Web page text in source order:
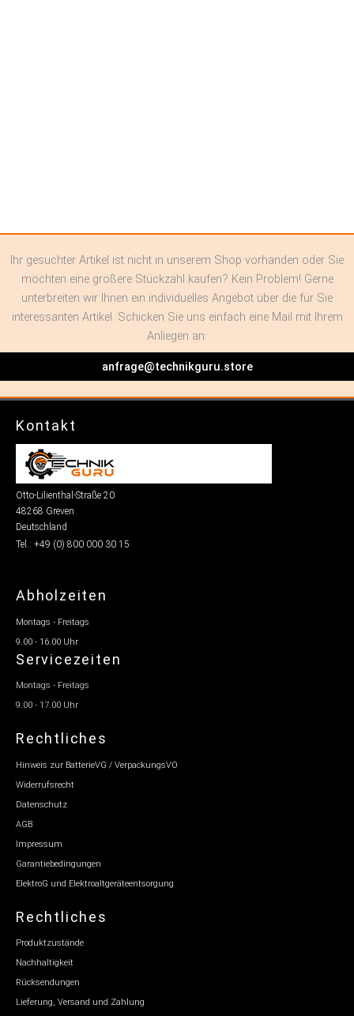
Ihr gesuchter Artikel ist nicht in unserem Shop vorhanden oder Sie
möchten eine größere Stückzahl kaufen? Kein Problem! Gerne
unterbreiten wir Ihnen ein individuelles Angebot über die für Sie
interessanten Artikel. Schicken Sie uns einfach eine Mail mit Ihrem
Anliegen an:
anfrage@technikguru.store
Kontakt
Otto-Lilienthal-Straße 20
48268 Greven
Deutschland
Tel.: +49 (0) 800 000 30 15
Abholzeiten
Montags - Freitags
9.00 - 16.00 Uhr
Servicezeiten
Montags - Freitags
9.00 - 17.00 Uhr
Rechtliches
Hinweis zur BatterieVG / VerpackungsVO
Widerrufsrecht
Datenschutz
AGB
Impressum
Garantiebedingungen
ElektroG und Elektroaltgeräteentsorgung
Rechtliches
Produktzustände
Nachhaltigkeit
Rücksendungen
Lieferung, Versand und Zahlung